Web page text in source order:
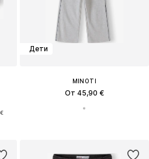
Дети
MINOTI
От 45,90 €